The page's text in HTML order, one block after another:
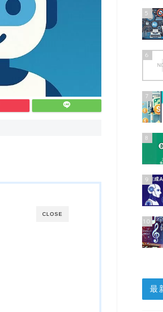
CLOSE
5
6
7
8
9
10
最